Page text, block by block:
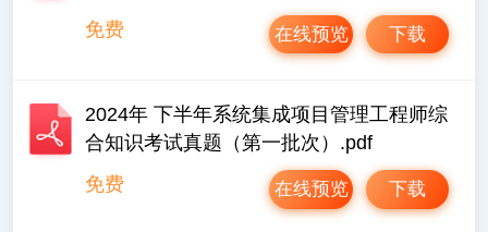
免费
下载
在线预览
2024年 下半年系统集成项目管理工程师综
合知识考试真题（第一批次）.pdf
免费
下载
在线预览